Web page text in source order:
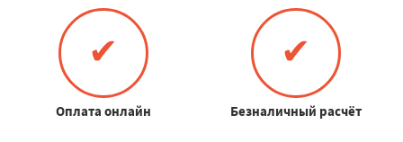
✔
Оплата онлайн
✔
Безналичный расчёт